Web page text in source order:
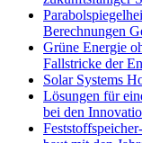
Berechnungen
Grüne Energie
Fallstricke der
Solar Systems
Lösungen für
bei den